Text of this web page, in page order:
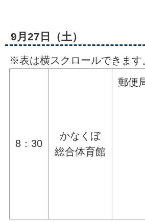
9月27日（土）
※表は横スクロールできます
8：30
かなくぼ
総合体育館
郵便